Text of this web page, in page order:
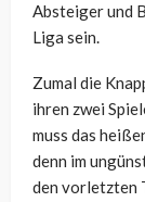
Absteiger und
Liga sein.
Zumal die
ihren zwei
muss das
denn im
den vorletzten